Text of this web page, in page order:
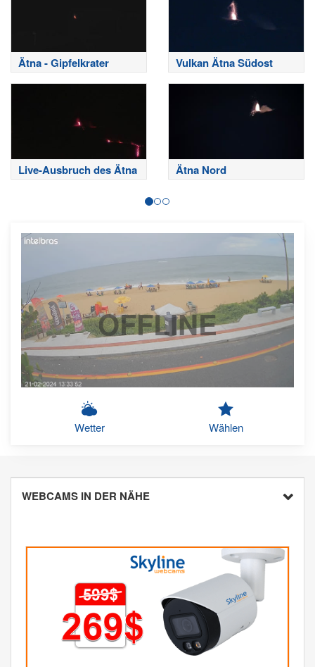
Ätna - Gipfelkrater Vulkan Ätna Südost
Live-Ausbruch des Ätna Ätna Nord
OFFLINE
Wetter Wählen
WEBCAMS IN DER NÄHE